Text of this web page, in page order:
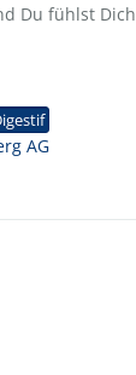
Du fühlst Dich
AG